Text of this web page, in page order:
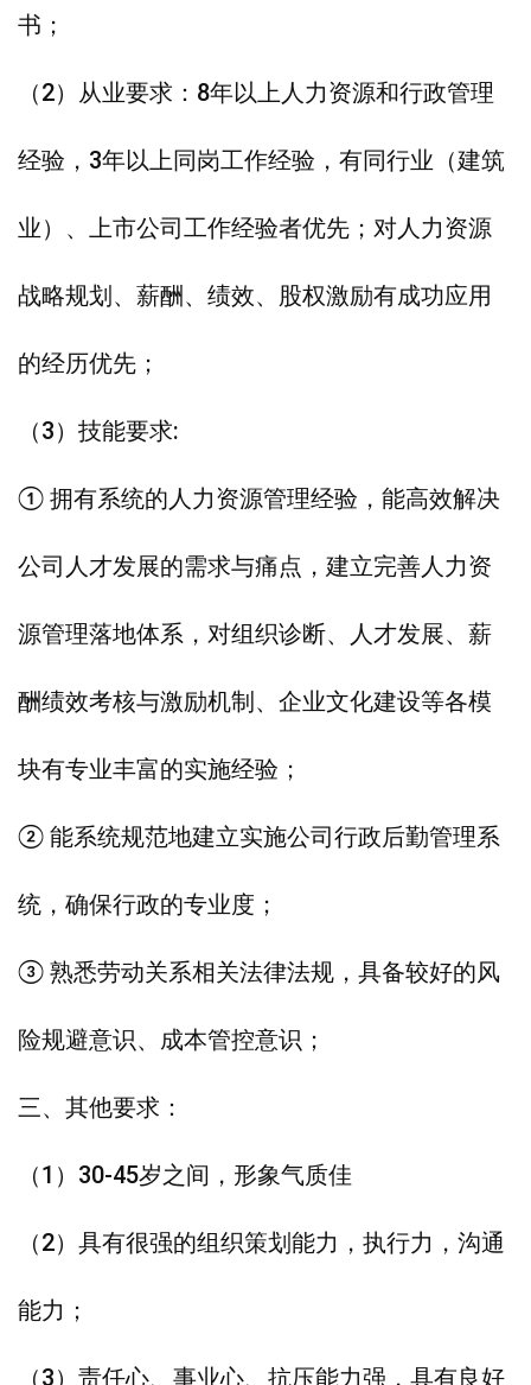
书；
（2）从业要求：8年以上人力资源和行政管理
经验，3年以上同岗工作经验，有同行业（建筑
业）、上市公司工作经验者优先；对人力资源
战略规划、薪酬、绩效、股权激励有成功应用
的经历优先；
（3）技能要求:
① 拥有系统的人力资源管理经验，能高效解决
公司人才发展的需求与痛点，建立完善人力资
源管理落地体系，对组织诊断、人才发展、薪
酬绩效考核与激励机制、企业文化建设等各模
块有专业丰富的实施经验；
② 能系统规范地建立实施公司行政后勤管理系
统，确保行政的专业度；
③ 熟悉劳动关系相关法律法规，具备较好的风
险规避意识、成本管控意识；
三、其他要求：
（1）30-45岁之间，形象气质佳
（2）具有很强的组织策划能力，执行力，沟通
能力；
（3）责任心、事业心、抗压能力强，具有良好